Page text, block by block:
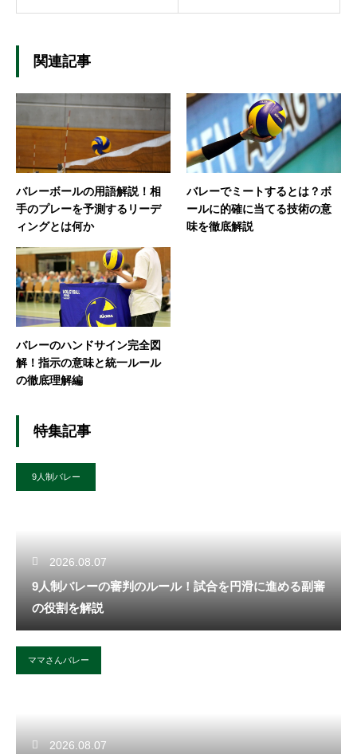
関連記事
バレーボールの用語解説！相
手のプレーを予測するリーデ
ィングとは何か
バレーでミートするとは？ボ
ールに的確に当てる技術の意
味を徹底解説
バレーのハンドサイン完全図
解！指示の意味と統一ルール
の徹底理解編
特集記事
9人制バレー
2026.08.07
9人制バレーの審判のルール！試合を円滑に進める副審
の役割を解説
ママさんバレー
2026.08.07